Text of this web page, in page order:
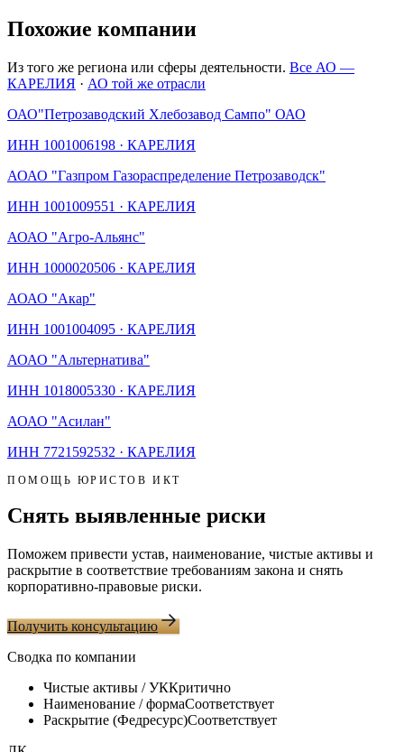
Похожие компании
Из того же региона или сферы деятельности. Все АО —
КАРЕЛИЯ · АО той же отрасли
ОАО"Петрозаводский Хлебозавод Сампо" ОАО
ИНН 1001006198 · КАРЕЛИЯ
АОАО "Газпром Газораспределение Петрозаводск"
ИНН 1001009551 · КАРЕЛИЯ
АОАО "Агро-Альянс"
ИНН 1000020506 · КАРЕЛИЯ
АОАО "Акар"
ИНН 1001004095 · КАРЕЛИЯ
АОАО "Альтернатива"
ИНН 1018005330 · КАРЕЛИЯ
АОАО "Асилан"
ИНН 7721592532 · КАРЕЛИЯ
ПОМОЩЬ ЮРИСТОВ ИКТ
Снять выявленные риски
Поможем привести устав, наименование, чистые активы и
раскрытие в соответствие требованиям закона и снять
корпоративно-правовые риски.
Получить консультацию
Сводка по компании
Чистые активы / УККритично
Наименование / формаСоответствует
Раскрытие (Федресурс)Соответствует